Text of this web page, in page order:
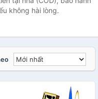
không hài lòng.